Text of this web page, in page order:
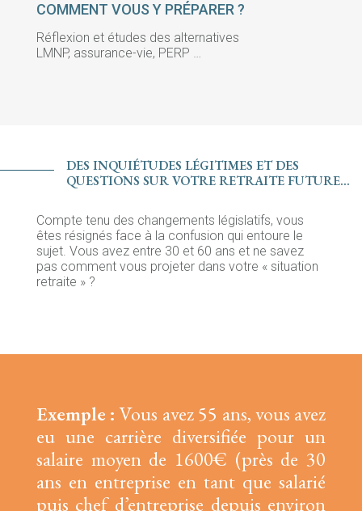
COMMENT VOUS Y PRÉPARER ?
Réflexion et études des alternatives
LMNP, assurance-vie, PERP …
DES INQUIÉTUDES LÉGITIMES ET DES
QUESTIONS SUR VOTRE RETRAITE FUTURE...
Compte tenu des changements législatifs, vous
êtes résignés face à la confusion qui entoure le
sujet. Vous avez entre 30 et 60 ans et ne savez
pas comment vous projeter dans votre « situation
retraite » ?
Exemple :Vous avez 55 ans, vous avez
eu une carrière diversifiée pour un
salaire moyen de 1600€ (près de 30
ans en entreprise en tant que salarié
puis chef d’entreprise depuis environ